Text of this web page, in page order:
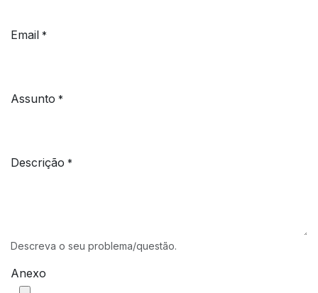
Email *
Assunto *
Descrição *
Descreva o seu problema/questão.
Anexo